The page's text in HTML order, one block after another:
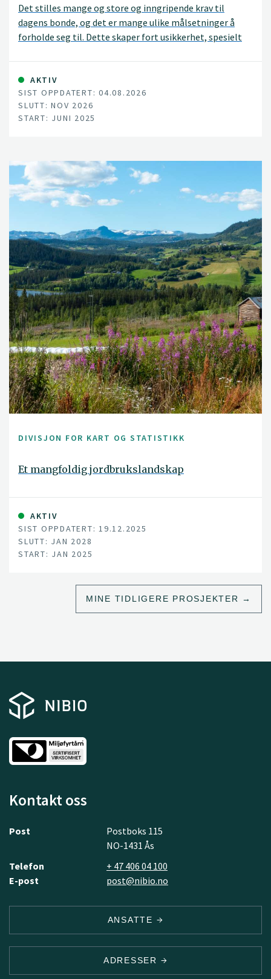
Det stilles mange og store og inngripende krav til
dagens bonde, og det er mange ulike målsetninger å
forholde seg til. Dette skaper fort usikkerhet, spesielt
produseres mer og mer effektivt samtidig som det blant
annet skal tas en rekke miljøhensyn. Undersøkelser viser
imidlertid at det er mulig å øke avlingene,
nettofortjenesten og redusere klimagassutslipp.
AKTIV
SIST OPPDATERT: 04.08.2026
SLUTT: NOV 2026
START: JUNI 2025
DIVISJON FOR KART OG STATISTIKK
Et mangfoldig jordbrukslandskap
AKTIV
SIST OPPDATERT: 19.12.2025
SLUTT: JAN 2028
START: JAN 2025
MINE TIDLIGERE PROSJEKTER
Kontakt oss
Post
Postboks 115
NO-1431 Ås
Telefon
+ 47 406 04 100
E-post
post@nibio.no
ANSATTE
ADRESSER